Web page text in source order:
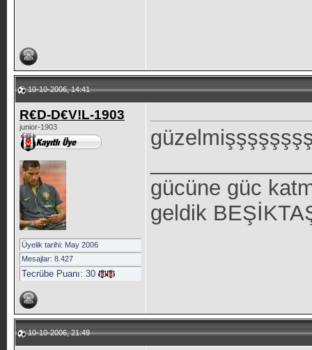
10-10-2006, 14:41
R€D-D€V!L-1903
junior-1903
Üyelik tarihi: May 2006
Mesajlar: 8.427
Tecrübe Puanı: 30
gücüne güc
geldik
10-10-2006, 21:49